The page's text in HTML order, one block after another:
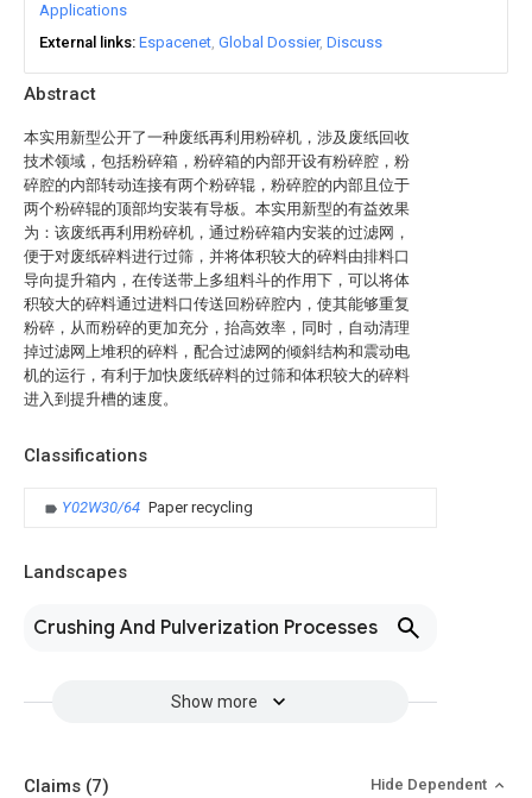
Abstract
本实用新型公开了一种废纸再利用粉碎机，涉及废纸回收
技术领域，包括粉碎箱，粉碎箱的内部开设有粉碎腔，粉
碎腔的内部转动连接有两个粉碎辊，粉碎腔的内部且位于
两个粉碎辊的顶部均安装有导板。本实用新型的有益效果
为：该废纸再利用粉碎机，通过粉碎箱内安装的过滤网，
便于对废纸碎料进行过筛，并将体积较大的碎料由排料口
导向提升箱内，在传送带上多组料斗的作用下，可以将体
积较大的碎料通过进料口传送回粉碎腔内，使其能够重复
粉碎，从而粉碎的更加充分，抬高效率，同时，自动清理
掉过滤网上堆积的碎料，配合过滤网的倾斜结构和震动电
机的运行，有利于加快废纸碎料的过筛和体积较大的碎料
进入到提升槽的速度。
Classifications
Y02W30/64 Paper recycling
Landscapes
Crushing And Pulverization Processes
Show more
Applications
External links Espacenet Global Dossier Discuss
Claims (7) Hide Dependent